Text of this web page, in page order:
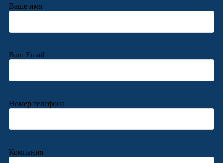
Ваше имя
Ваш Email
Номер телефона
Компания